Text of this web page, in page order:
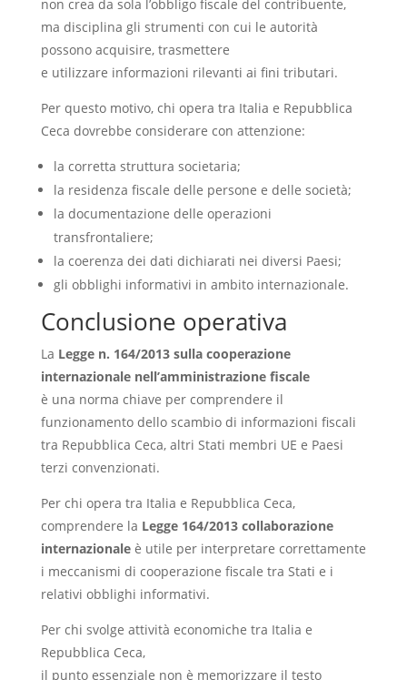
non crea da sola l’obbligo fiscale del contribuente,
ma disciplina gli strumenti con cui le autorità
possono acquisire, trasmettere
e utilizzare informazioni rilevanti ai fini tributari.
Per questo motivo, chi opera tra Italia e Repubblica
Ceca dovrebbe considerare con attenzione:
la corretta struttura societaria;
la residenza fiscale delle persone e delle società;
la documentazione delle operazioni
transfrontaliere;
la coerenza dei dati dichiarati nei diversi Paesi;
gli obblighi informativi in ambito internazionale.
Conclusione operativa
La Legge n. 164/2013 sulla cooperazione
internazionale nell’amministrazione fiscale
è una norma chiave per comprendere il
funzionamento dello scambio di informazioni fiscali
tra Repubblica Ceca, altri Stati membri UE e Paesi
terzi convenzionati.
Per chi opera tra Italia e Repubblica Ceca,
comprendere la Legge 164/2013 collaborazione
internazionaleè utile per interpretare correttamente
i meccanismi di cooperazione fiscale tra Stati e i
relativi obblighi informativi.
Per chi svolge attività economiche tra Italia e
Repubblica Ceca,
il punto essenziale non è memorizzare il testo